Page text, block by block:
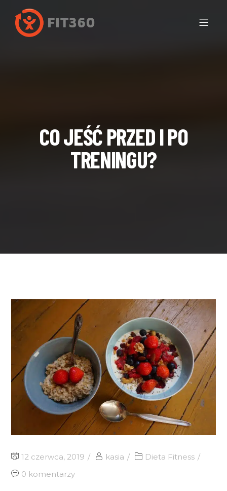
CO JEŚĆ PRZED I PO
TRENINGU?
12 czerwca, 2019 kasia
Dieta Fitness
0 komentarzy